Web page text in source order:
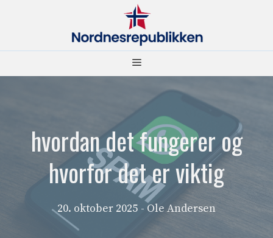
Meny
hvordan det fungerer og
hvorfor det er viktig
20. oktober 2025 - Ole Andersen